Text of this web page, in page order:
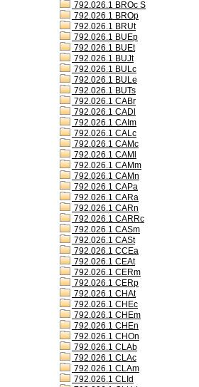
792.026.1 BROc S
792.026.1 BROp
792.026.1 BRUt
792.026.1 BUEp
792.026.1 BUEt
792.026.1 BUJt
792.026.1 BULc
792.026.1 BULe
792.026.1 BUTs
792.026.1 CABr
792.026.1 CADl
792.026.1 CAIm
792.026.1 CALc
792.026.1 CAMc
792.026.1 CAMl
792.026.1 CAMm
792.026.1 CAMn
792.026.1 CAPa
792.026.1 CARa
792.026.1 CARn
792.026.1 CARRc
792.026.1 CASm
792.026.1 CASt
792.026.1 CCEa
792.026.1 CEAt
792.026.1 CERm
792.026.1 CERp
792.026.1 CHAt
792.026.1 CHEc
792.026.1 CHEm
792.026.1 CHEn
792.026.1 CHOn
792.026.1 CLAb
792.026.1 CLAc
792.026.1 CLAm
792.026.1 CLId